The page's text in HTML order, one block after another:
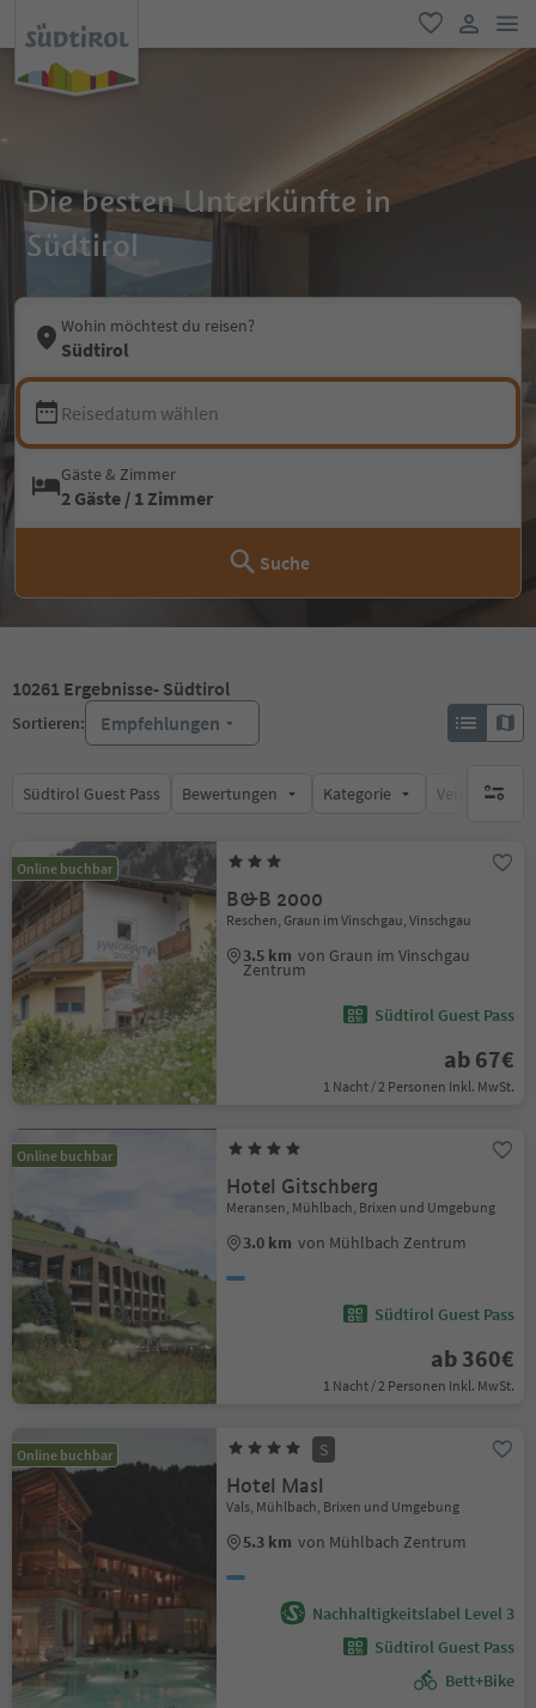
favorit
user link
Die besten Unterkünfte in
Südtirol
Wohin möchtest du reisen?
Südtirol
Reisedatum wählen
Gäste & Zimmer
2 Gäste / 1 Zimmer
Suche
10261 Ergebnisse- Südtirol
Sortieren: Empfehlungen
Südtirol Guest Pass Bewertungen Kategorie keine
Online buchbar
B&B 2000
Reschen, Graun im Vinschgau, Vinschgau
3.5 km von Graun im Vinschgau
Zentrum
Südtirol Guest Pass
ab 67€
1 Nacht / 2 Personen Inkl. MwSt.
Online buchbar
Hotel Gitschberg
Meransen, Mühlbach, Brixen und Umgebung
3.0 km von Mühlbach Zentrum
Südtirol Guest Pass
ab 360€
1 Nacht / 2 Personen Inkl. MwSt.
Online buchbar S
Hotel Masl
Vals, Mühlbach, Brixen und Umgebung
5.3 km von Mühlbach Zentrum
Nachhaltigkeitslabel Level 3
Südtirol Guest Pass
Bett+Bike